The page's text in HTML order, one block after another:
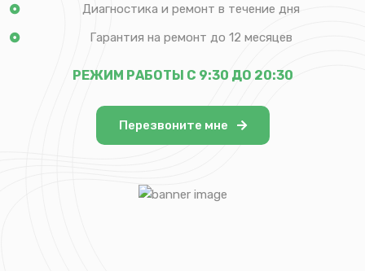
Диагностика и ремонт в течение дня
Гарантия на ремонт до 12 месяцев
РЕЖИМ РАБОТЫ С 9:30 ДО 20:30
Перезвоните мне